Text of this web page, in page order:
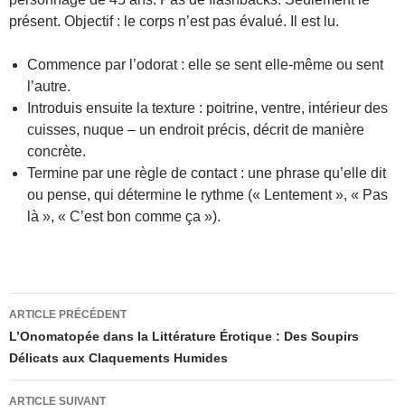
présent. Objectif : le corps n’est pas évalué. Il est lu.
Commence par l’odorat : elle se sent elle-même ou sent
l’autre.
Introduis ensuite la texture : poitrine, ventre, intérieur des
cuisses, nuque – un endroit précis, décrit de manière
concrète.
Termine par une règle de contact : une phrase qu’elle dit
ou pense, qui détermine le rythme (« Lentement », « Pas
là », « C’est bon comme ça »).
Navigation
des
articles
ARTICLE PRÉCÉDENT
L’Onomatopée dans la Littérature Érotique : Des Soupirs
Délicats aux Claquements Humides
ARTICLE SUIVANT